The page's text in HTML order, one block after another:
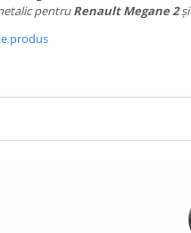
pentruRenault Megane 2și
produs